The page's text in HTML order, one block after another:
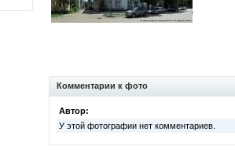
Комментарии к фото
Автор:
У этой фотографии нет комментариев.